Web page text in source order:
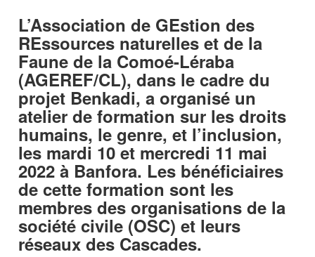
L’Association de GEstion des
REssources naturelles et de la
Faune de la Comoé-Léraba
(AGEREF/CL), dans le cadre du
projet Benkadi, a organisé un
atelier de formation sur les droits
humains, le genre, et l’inclusion,
les mardi 10 et mercredi 11 mai
2022 à Banfora. Les bénéficiaires
de cette formation sont les
membres des organisations de la
société civile (OSC) et leurs
réseaux des Cascades.